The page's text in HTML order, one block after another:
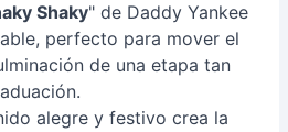
Shaky" de Daddy Yankee
perfecto para mover el
de una etapa tan
alegre y festivo crea la